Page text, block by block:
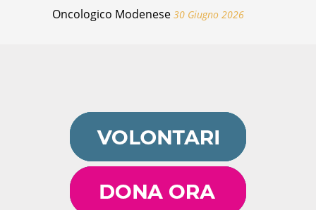
Oncologico Modenese 30 Giugno 2026